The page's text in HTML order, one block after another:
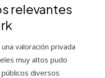
relevantes
valoración privada
muy altos pudo
diversos